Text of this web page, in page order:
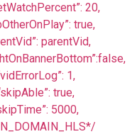
20,
true,
parentVid,
1,
true,
5000,